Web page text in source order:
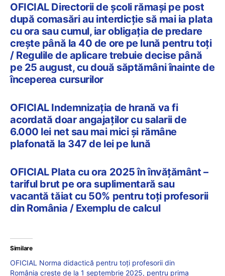
OFICIAL Directorii de școli rămași pe post
după comasări au interdicție să mai ia plata
cu ora sau cumul, iar obligația de predare
crește până la 40 de ore pe lună pentru toți
/ Regulile de aplicare trebuie decise până
pe 25 august, cu două săptămâni înainte de
începerea cursurilor
OFICIAL Indemnizația de hrană va fi
acordată doar angajaților cu salarii de
6.000 lei net sau mai mici și rămâne
plafonată la 347 de lei pe lună
OFICIAL Plata cu ora 2025 în învățământ –
tariful brut pe ora suplimentară sau
vacantă tăiat cu 50% pentru toți profesorii
din România / Exemplu de calcul
Similare
OFICIAL Norma didactică pentru toți profesorii din
România crește de la 1 septembrie 2025, pentru prima